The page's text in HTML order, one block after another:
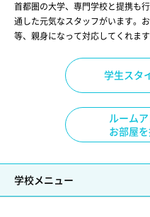
首都圏の大学、専門学校と提携も
通した元気なスタッフがいます。
等、親身になって対応してくれます
学生スタ
ルーム
お部屋
学校メニュー